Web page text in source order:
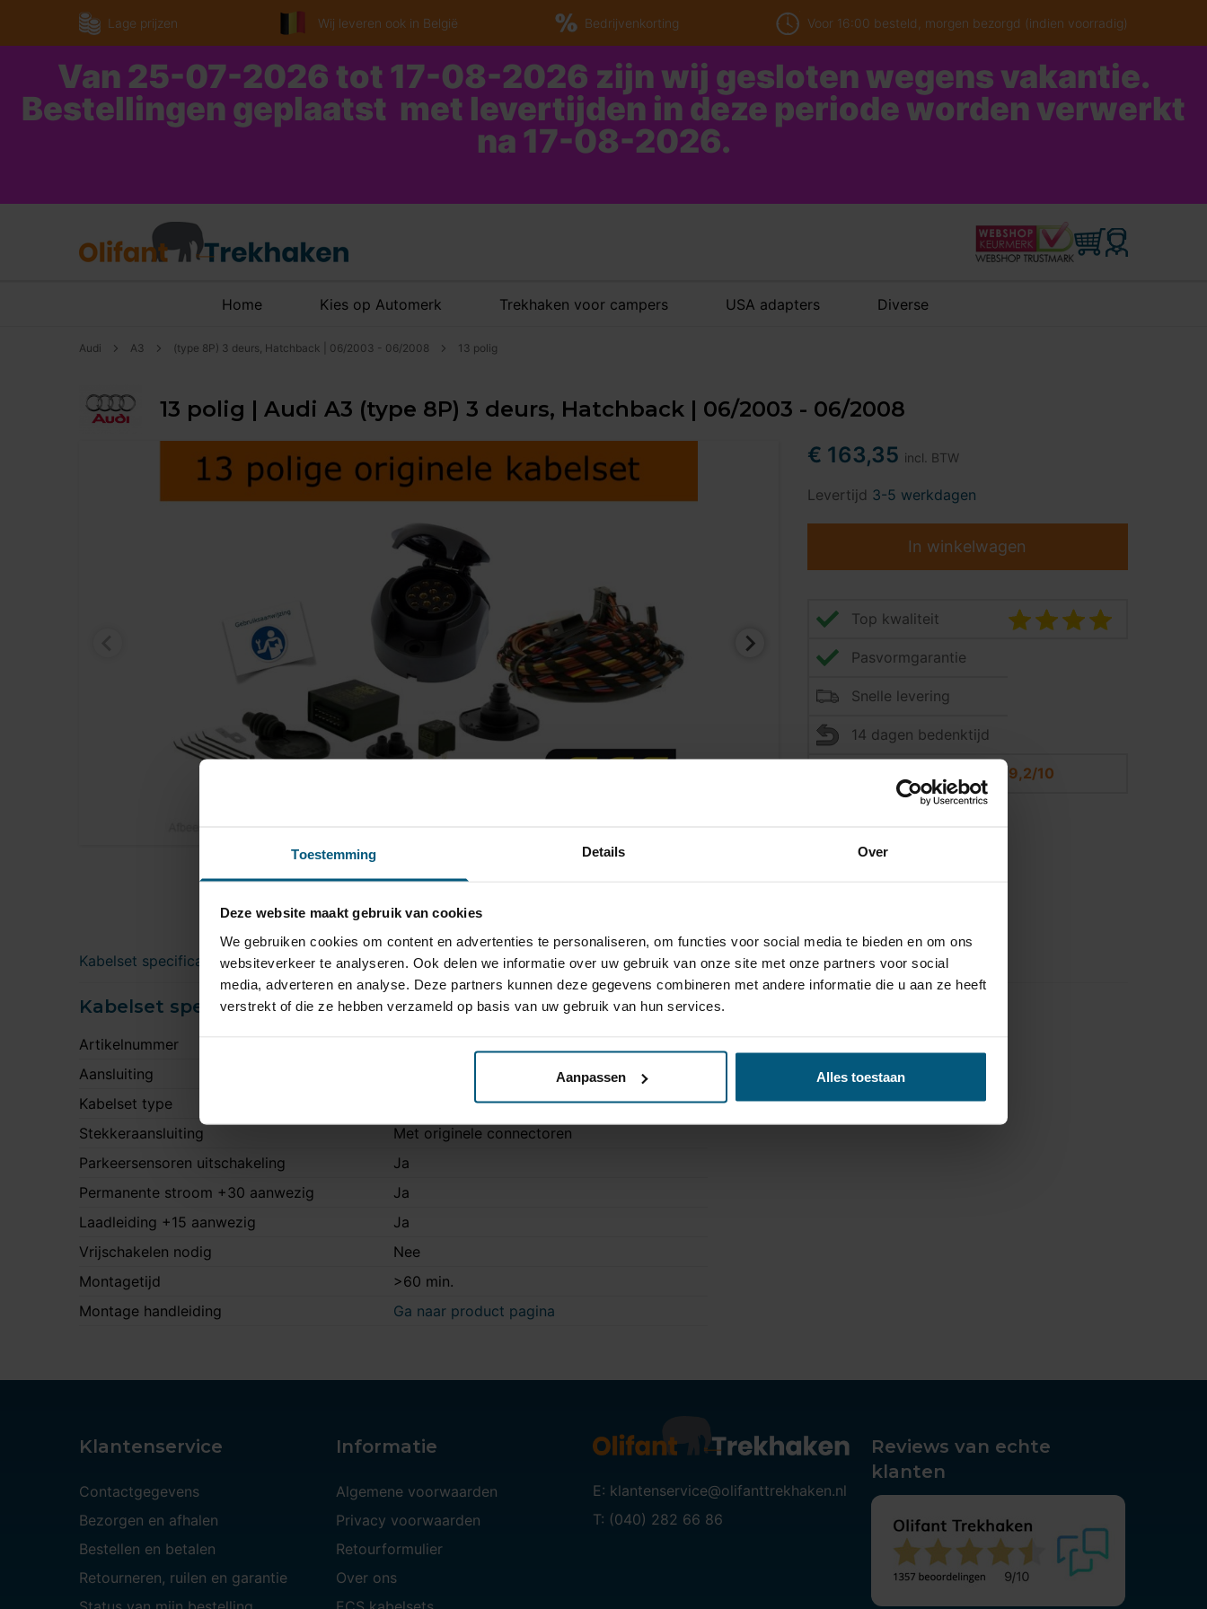
Toestemming Details Over
Deze website maakt gebruik van cookies
We gebruiken cookies om content en advertenties te personaliseren, om functies voor social media te bieden en om ons
websiteverkeer te analyseren. Ook delen we informatie over uw gebruik van onze site met onze partners voor social
media, adverteren en analyse. Deze partners kunnen deze gegevens combineren met andere informatie die u aan ze heeft
verstrekt of die ze hebben verzameld op basis van uw gebruik van hun services.
Aanpassen Alles toestaan
Lage prijzen Wij leveren ook in België Bedrijvenkorting Voor 16:00 besteld, morgen bezorgd (indien voorradig)
Van 25-07-2026 tot 17-08-2026 zijn wij gesloten wegens vakantie.
Bestellingen geplaatst met levertijden in deze periode worden verwerkt
na 17-08-2026.
Home Kies op Automerk Trekhaken voor campers USA adapters Diverse
Audi A3 (type 8P) 3 deurs, Hatchback | 06/2003 - 06/2008 13 polig
13 polig | Audi A3 (type 8P) 3 deurs, Hatchback | 06/2003 - 06/2008
€ 163,35 incl. BTW
Levertijd 3-5 werkdagen
In winkelwagen
Top kwaliteit
Pasvormgarantie
Snelle levering
14 dagen bedenktijd
9,2/10
Kabelset specificatie
Kabelset specificatie
Artikelnummer
Aansluiting
Kabelset type
Stekkeraansluiting
Met originele connectoren
Parkeersensoren uitschakeling
Ja
Permanente stroom +30 aanwezig
Ja
Laadleiding +15 aanwezig
Ja
Vrijschakelen nodig
Nee
Montagetijd
>60 min.
Montage handleiding
Ga naar product pagina
Klantenservice
Contactgegevens
Bezorgen en afhalen
Bestellen en betalen
Retourneren, ruilen en garantie
Informatie
Algemene voorwaarden
Privacy voorwaarden
Retourformulier
Over ons
E: klantenservice@olifanttrekhaken.nl
T: (040) 282 66 86
Reviews van echte
klanten